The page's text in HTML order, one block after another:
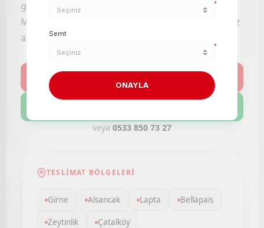
güvencesiyle aynı gün kapınıza getirelim.
Mağazaya gitmeden, sıra beklemeden, dilediğiniz
an alışveriş yapın.
veya 0533 850 73 27
TESLIMAT BÖLGELERI
Girne Alsancak Lapta Bellapais
Zeytinlik Çatalköy
*
Semt
*
ONAYLA